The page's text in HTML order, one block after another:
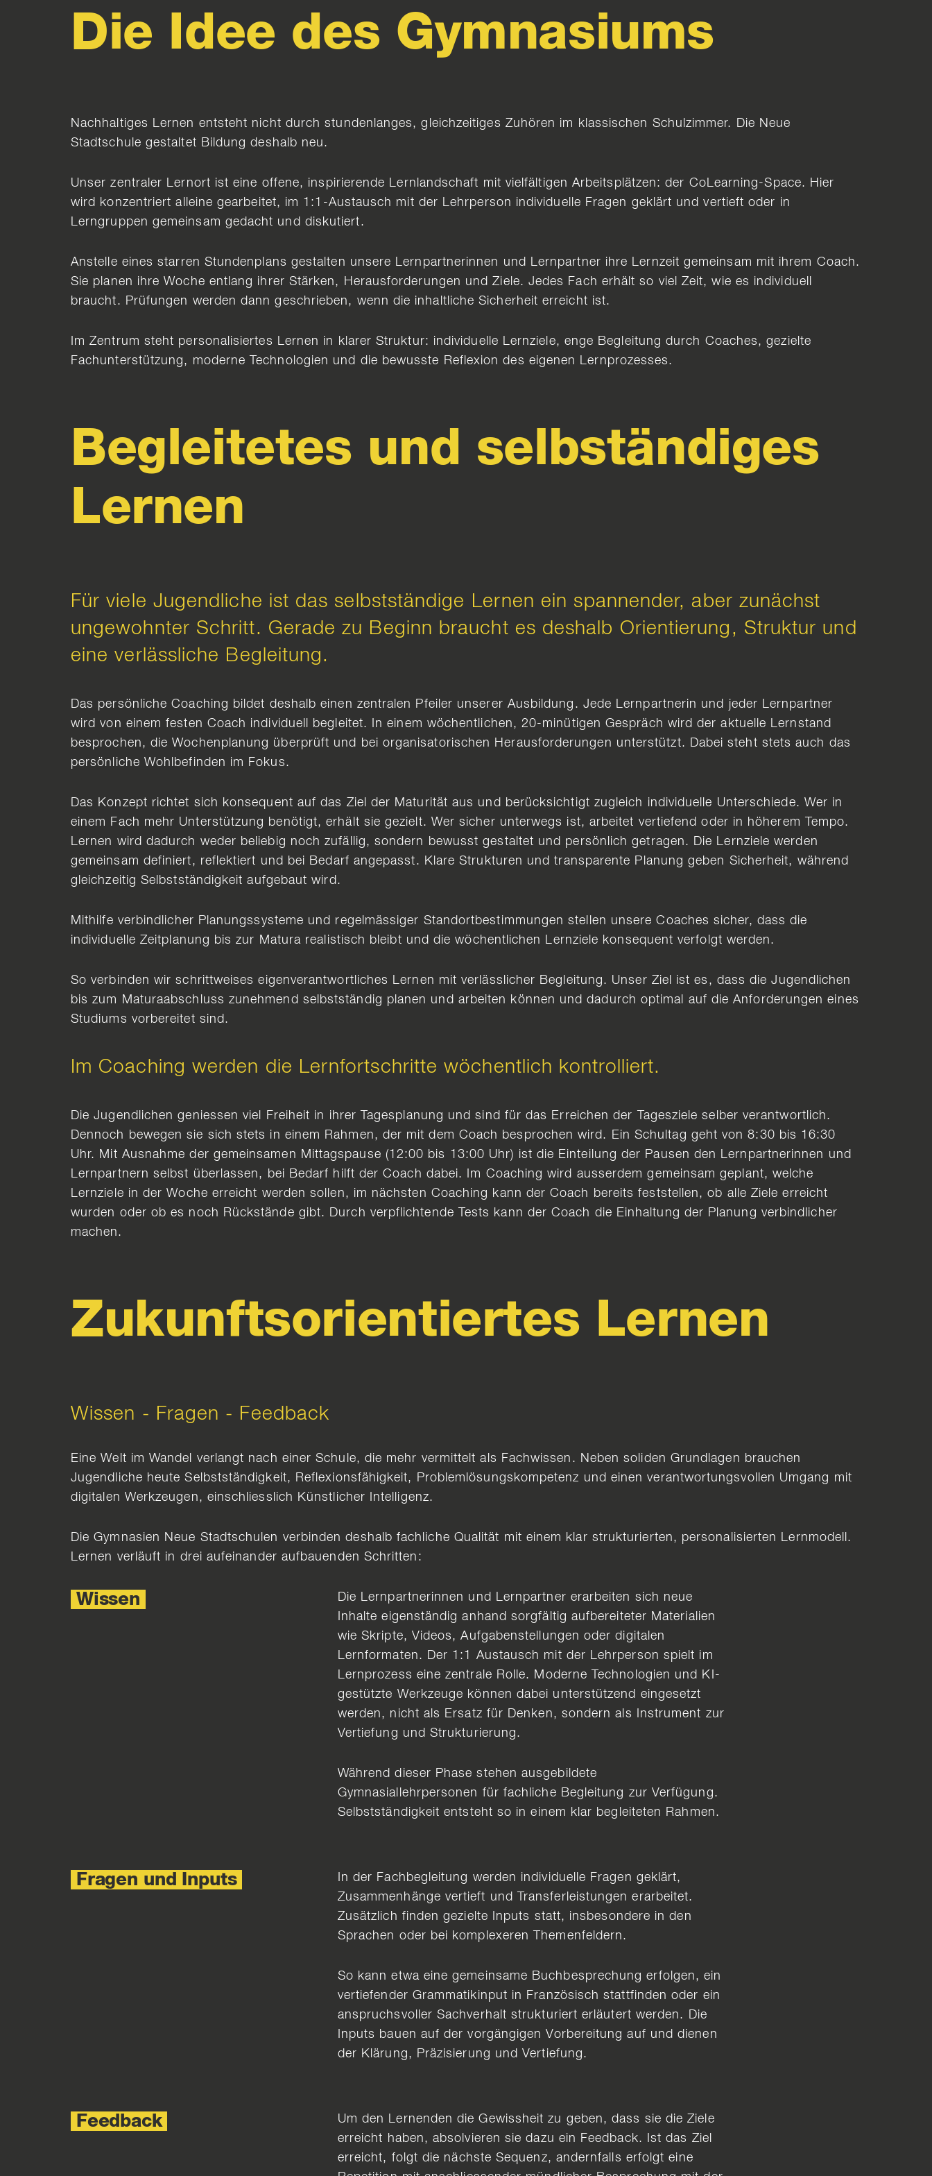
Die Idee des Gymnasiums
Nachhaltiges Lernen entsteht nicht durch stundenlanges, gleichzeitiges Zuhören im klassischen Schulzimmer. Die Neue
Stadtschule gestaltet Bildung deshalb neu.
Unser zentraler Lernort ist eine offene, inspirierende Lernlandschaft mit vielfältigen Arbeitsplätzen: der CoLearning-Space. Hier
wird konzentriert alleine gearbeitet, im 1:1-Austausch mit der Lehrperson individuelle Fragen geklärt und vertieft oder in
Lerngruppen gemeinsam gedacht und diskutiert.
Anstelle eines starren Stundenplans gestalten unsere Lernpartnerinnen und Lernpartner ihre Lernzeit gemeinsam mit ihrem Coach.
Sie planen ihre Woche entlang ihrer Stärken, Herausforderungen und Ziele. Jedes Fach erhält so viel Zeit, wie es individuell
braucht. Prüfungen werden dann geschrieben, wenn die inhaltliche Sicherheit erreicht ist.
Im Zentrum steht personalisiertes Lernen in klarer Struktur: individuelle Lernziele, enge Begleitung durch Coaches, gezielte
Fachunterstützung, moderne Technologien und die bewusste Reflexion des eigenen Lernprozesses.
Begleitetes und selbständiges
Lernen
Für viele Jugendliche ist das selbstständige Lernen ein spannender, aber zunächst
ungewohnter Schritt. Gerade zu Beginn braucht es deshalb Orientierung, Struktur und
eine verlässliche Begleitung.
Das persönliche Coaching bildet deshalb einen zentralen Pfeiler unserer Ausbildung. Jede Lernpartnerin und jeder Lernpartner
wird von einem festen Coach individuell begleitet. In einem wöchentlichen, 20-minütigen Gespräch wird der aktuelle Lernstand
besprochen, die Wochenplanung überprüft und bei organisatorischen Herausforderungen unterstützt. Dabei steht stets auch das
persönliche Wohlbefinden im Fokus.
Das Konzept richtet sich konsequent auf das Ziel der Maturität aus und berücksichtigt zugleich individuelle Unterschiede. Wer in
einem Fach mehr Unterstützung benötigt, erhält sie gezielt. Wer sicher unterwegs ist, arbeitet vertiefend oder in höherem Tempo.
Lernen wird dadurch weder beliebig noch zufällig, sondern bewusst gestaltet und persönlich getragen. Die Lernziele werden
gemeinsam definiert, reflektiert und bei Bedarf angepasst. Klare Strukturen und transparente Planung geben Sicherheit, während
gleichzeitig Selbstständigkeit aufgebaut wird.
Mithilfe verbindlicher Planungssysteme und regelmässiger Standortbestimmungen stellen unsere Coaches sicher, dass die
individuelle Zeitplanung bis zur Matura realistisch bleibt und die wöchentlichen Lernziele konsequent verfolgt werden.
So verbinden wir schrittweises eigenverantwortliches Lernen mit verlässlicher Begleitung. Unser Ziel ist es, dass die Jugendlichen
bis zum Maturaabschluss zunehmend selbstständig planen und arbeiten können und dadurch optimal auf die Anforderungen eines
Studiums vorbereitet sind.
Im Coaching werden die Lernfortschritte wöchentlich kontrolliert.
Die Jugendlichen geniessen viel Freiheit in ihrer Tagesplanung und sind für das Erreichen der Tagesziele selber verantwortlich.
Dennoch bewegen sie sich stets in einem Rahmen, der mit dem Coach besprochen wird. Ein Schultag geht von 8:30 bis 16:30
Uhr. Mit Ausnahme der gemeinsamen Mittagspause (12:00 bis 13:00 Uhr) ist die Einteilung der Pausen den Lernpartnerinnen und
Lernpartnern selbst überlassen, bei Bedarf hilft der Coach dabei. Im Coaching wird ausserdem gemeinsam geplant, welche
Lernziele in der Woche erreicht werden sollen, im nächsten Coaching kann der Coach bereits feststellen, ob alle Ziele erreicht
wurden oder ob es noch Rückstände gibt. Durch verpflichtende Tests kann der Coach die Einhaltung der Planung verbindlicher
machen.
Zukunftsorientiertes Lernen
Wissen - Fragen - Feedback
Eine Welt im Wandel verlangt nach einer Schule, die mehr vermittelt als Fachwissen. Neben soliden Grundlagen brauchen
Jugendliche heute Selbstständigkeit, Reflexionsfähigkeit, Problemlösungskompetenz und einen verantwortungsvollen Umgang mit
digitalen Werkzeugen, einschliesslich Künstlicher Intelligenz.
Die Gymnasien Neue Stadtschulen verbinden deshalb fachliche Qualität mit einem klar strukturierten, personalisierten Lernmodell.
Lernen verläuft in drei aufeinander aufbauenden Schritten:
Wissen
Die Lernpartnerinnen und Lernpartner erarbeiten sich neue
Inhalte eigenständig anhand sorgfältig aufbereiteter Materialien
wie Skripte, Videos, Aufgabenstellungen oder digitalen
Lernformaten. Der 1:1 Austausch mit der Lehrperson spielt im
Lernprozess eine zentrale Rolle. Moderne Technologien und KI-
gestützte Werkzeuge können dabei unterstützend eingesetzt
werden, nicht als Ersatz für Denken, sondern als Instrument zur
Vertiefung und Strukturierung.
Während dieser Phase stehen ausgebildete
Gymnasiallehrpersonen für fachliche Begleitung zur Verfügung.
Selbstständigkeit entsteht so in einem klar begleiteten Rahmen.
Fragen und Inputs
In der Fachbegleitung werden individuelle Fragen geklärt,
Zusammenhänge vertieft und Transferleistungen erarbeitet.
Zusätzlich finden gezielte Inputs statt, insbesondere in den
Sprachen oder bei komplexeren Themenfeldern.
So kann etwa eine gemeinsame Buchbesprechung erfolgen, ein
vertiefender Grammatikinput in Französisch stattfinden oder ein
anspruchsvoller Sachverhalt strukturiert erläutert werden. Die
Inputs bauen auf der vorgängigen Vorbereitung auf und dienen
der Klärung, Präzisierung und Vertiefung.
Feedback
Um den Lernenden die Gewissheit zu geben, dass sie die Ziele
erreicht haben, absolvieren sie dazu ein Feedback. Ist das Ziel
erreicht, folgt die nächste Sequenz, andernfalls erfolgt eine